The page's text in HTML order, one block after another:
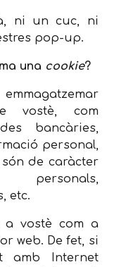
ni un cuc, ni
pop-up.
una cookie?
vostè, com
bancàries,
personal,
de caràcter
personals,
etc.
a vostè com a
web. De fet, si
amb Internet